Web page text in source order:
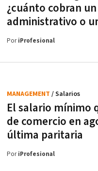
¿cuánto cobran
administrativo o
PoriProfesional
El salario mínimo
de comercio en
última paritaria
MANAGEMENT / Salarios
PoriProfesional